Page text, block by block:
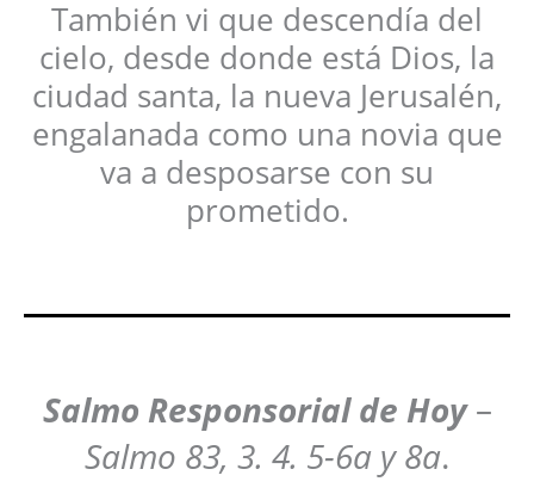
También vi que descendía del
cielo, desde donde está Dios, la
ciudad santa, la nueva Jerusalén,
engalanada como una novia que
va a desposarse con su
prometido.
Salmo Responsorial de Hoy –
Salmo 83, 3. 4. 5-6a y 8a.